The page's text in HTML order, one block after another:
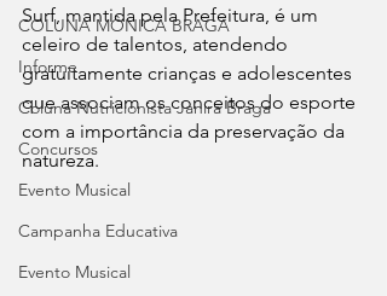
COLUNA MÔNICA BRAGA
Informe
Coluna Nutricionista Janira Braga
Concursos
Evento Musical
Campanha Educativa
Evento Musical
Surf, mantida pela Prefeitura, é um
celeiro de talentos, atendendo
gratuitamente crianças e adolescentes
que associam os conceitos do esporte
com a importância da preservação da
natureza.